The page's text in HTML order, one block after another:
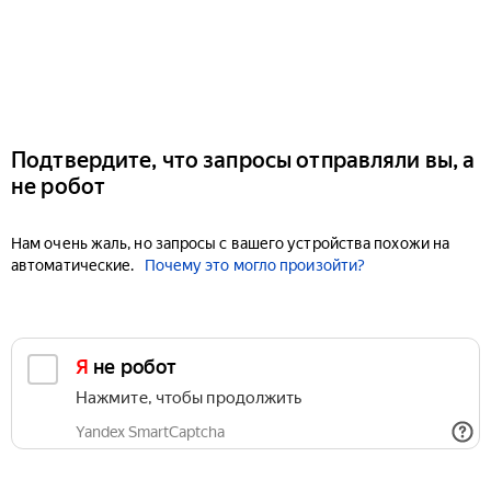
Подтвердите, что запросы отправляли вы, а
не робот
Нам очень жаль, но запросы с вашего устройства похожи на
автоматические.
Почему это могло произойти?
Я не робот
Нажмите, чтобы продолжить
Yandex SmartCaptcha